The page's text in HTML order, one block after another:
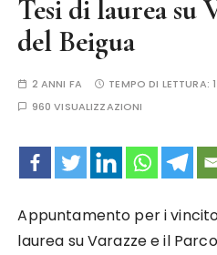
Tesi di laurea su
del Beigua
2 ANNI FA TEMPO DI LETTURA:
960 VISUALIZZAZIONI
Appuntamento per i
laurea su Varazze e il